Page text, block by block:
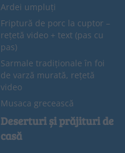
Ardei umpluți
Friptură de porc la cuptor –
rețetă video + text (pas cu
pas)
Sarmale tradiționale în foi
de varză murată, rețetă
video
Musaca grecească
Deserturi și prăjituri de
casă